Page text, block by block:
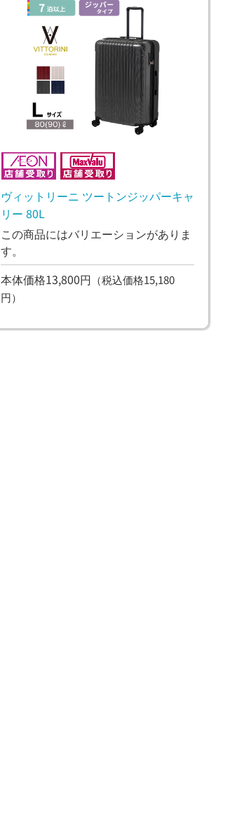
ヴィットリーニ ツートンジッパーキャ
リー 80L
この商品にはバリエーションがありま
す。
本体価格13,800円 （税込価格15,180
円）